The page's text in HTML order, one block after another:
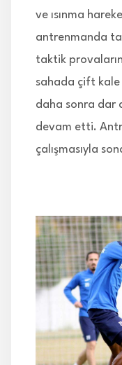
ve ısınma
antrenmanda
taktik
sahada çift
daha sonra dar
devam etti.
çalışmasıyla